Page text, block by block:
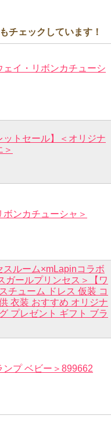
チェックしています！
ェイ・リボンカチューシ
ットセール】＜オリジナ
ボンカチューシャ＞
スルーム×mLapinコラボ
ガールプリンセス＞【ワ
チューム ドレス 仮装 コ
衣装 おすすめ オリジナ
プレゼント ギフト ブラ
ンプ ベビー＞899662